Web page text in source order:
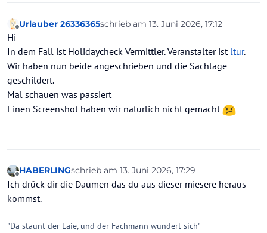
Offline
Urlauber 26336365schrieb am 13. Juni 2026, 17:12
zuletzt editiert von
Hi
In dem Fall ist Holidaycheck Vermittler. Veranstalter ist ltur.
Wir haben nun beide angeschrieben und die Sachlage
geschildert.
Mal schauen was passiert
Einen Screenshot haben wir natürlich nicht gemacht
Offline
HABERLINGschrieb am 13. Juni 2026, 17:29
zuletzt editiert von
Ich drück dir die Daumen das du aus dieser miesere heraus
kommst.
"Da staunt der Laie, und der Fachmann wundert sich"